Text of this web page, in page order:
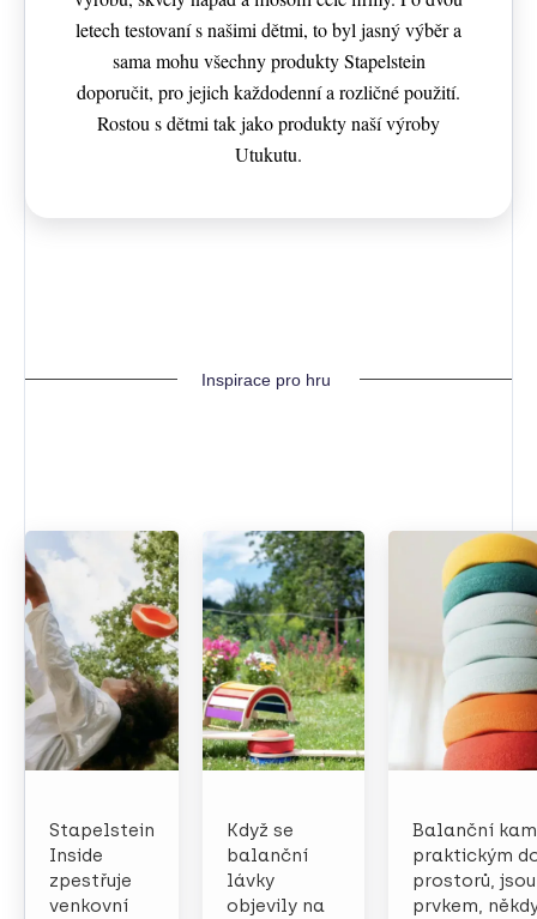
letech testovaní s našimi dětmi, to byl jasný výběr a
sama mohu všechny produkty Stapelstein
doporučit, pro jejich každodenní a rozličné použití.
Rostou s dětmi tak jako produkty naší výroby
Utukutu.
Inspirace pro hru
Stapelstein
Inside
zpestřuje
venkovní
Když se
balanční
lávky
objevily na
Balanční
praktickým
prostorů,
prvkem,